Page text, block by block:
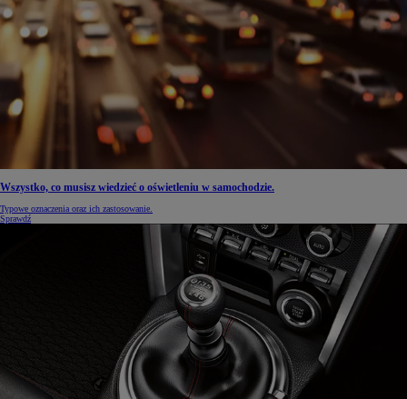
Wszystko, co musisz wiedzieć o oświetleniu w samochodzie.
Typowe oznaczenia oraz ich zastosowanie.
Sprawdź